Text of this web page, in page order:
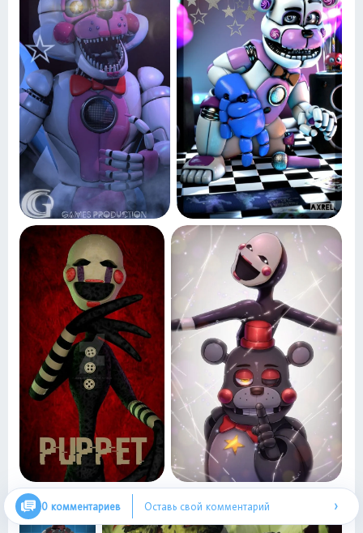
0 комментариев Оставь свой комментарий ›